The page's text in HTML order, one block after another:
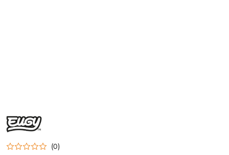
PRODUCENTA:
EUGY
(0)